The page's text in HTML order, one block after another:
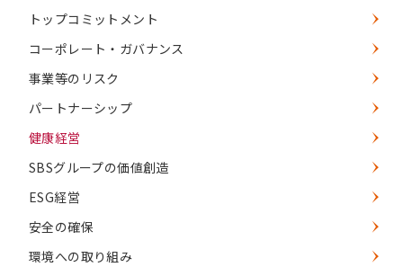
トップコミットメント
コーポレート・ガバナンス
事業等のリスク
パートナーシップ
健康経営
SBSグループの価値創造
ESG経営
安全の確保
環境への取り組み